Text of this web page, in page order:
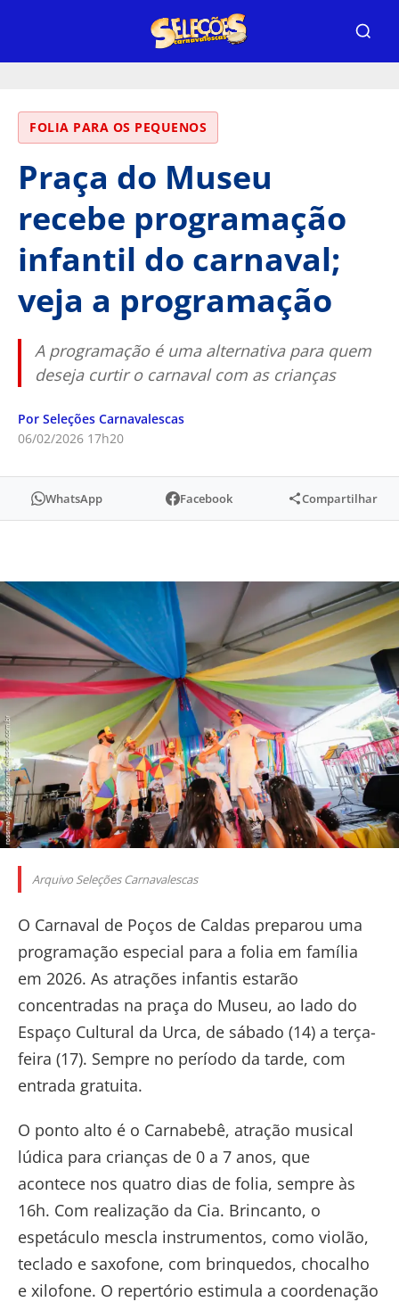
FOLIA PARA OS PEQUENOS
Praça do Museu
recebe programação
infantil do carnaval;
veja a programação
A programação é uma alternativa para quem
deseja curtir o carnaval com as crianças
Por Seleções Carnavalescas
06/02/2026 17h20
WhatsApp Facebook Compartilhar
Arquivo Seleções Carnavalescas
O Carnaval de Poços de Caldas preparou uma
programação especial para a folia em família
em 2026. As atrações infantis estarão
concentradas na praça do Museu, ao lado do
Espaço Cultural da Urca, de sábado (14) a terça-
feira (17). Sempre no período da tarde, com
entrada gratuita.
O ponto alto é o Carnabebê, atração musical
lúdica para crianças de 0 a 7 anos, que
acontece nos quatro dias de folia, sempre às
16h. Com realização da Cia. Brincanto, o
espetáculo mescla instrumentos, como violão,
teclado e saxofone, com brinquedos, chocalho
e xilofone. O repertório estimula a coordenação